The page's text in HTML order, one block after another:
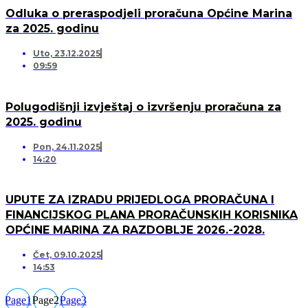
Odluka o preraspodjeli proračuna Općine Marina
za 2025. godinu
Uto, 23.12.2025
09:59
Polugodišnji izvještaj o izvršenju proračuna za
2025. godinu
Pon, 24.11.2025
14:20
UPUTE ZA IZRADU PRIJEDLOGA PRORAČUNA I
FINANCIJSKOG PLANA PRORAČUNSKIH KORISNIKA
OPĆINE MARINA ZA RAZDOBLJE 2026.-2028.
Čet, 09.10.2025
14:53
Page1Page2Page3